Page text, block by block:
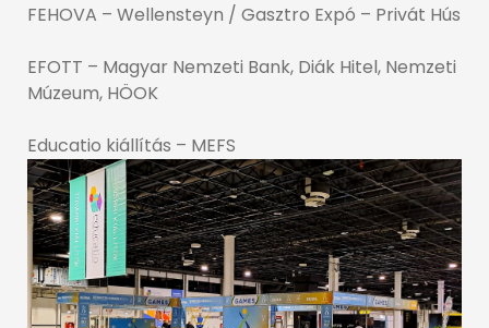
FEHOVA – Wellensteyn / Gasztro Expó – Privát Hús
EFOTT – Magyar Nemzeti Bank, Diák Hitel, Nemzeti
Múzeum, HÖOK
Educatio kiállítás – MEFS